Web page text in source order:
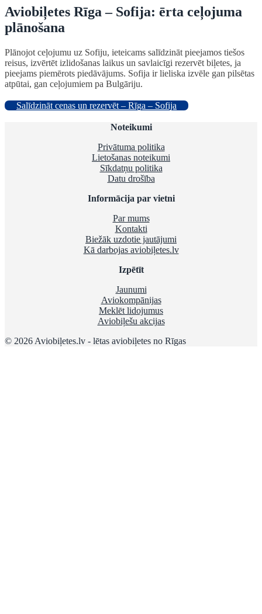
Aviobiļetes Rīga – Sofija: ērta ceļojuma
plānošana
Plānojot ceļojumu uz Sofiju, ieteicams salīdzināt pieejamos tiešos
reisus, izvērtēt izlidošanas laikus un savlaicīgi rezervēt biļetes, ja
pieejams piemērots piedāvājums. Sofija ir lieliska izvēle gan pilsētas
atpūtai, gan ceļojumiem pa Bulgāriju.
Salīdzināt cenas un rezervēt – Rīga – Sofija
Noteikumi
Privātuma politika
Lietošanas noteikumi
Sīkdatņu politika
Datu drošība
Informācija par vietni
Par mums
Kontakti
Biežāk uzdotie jautājumi
Kā darbojas aviobiļetes.lv
Izpētīt
Jaunumi
Aviokompānijas
Meklēt lidojumus
Aviobiļešu akcijas
© 2026 Aviobiļetes.lv - lētas aviobiļetes no Rīgas